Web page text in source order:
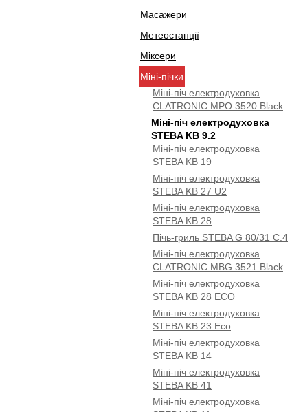
Масажери
Метеостанції
Міксери
Міні-пічки
Міні-піч електродуховка
CLATRONIC MPO 3520 Black
Міні-піч електродуховка
STEBA KB 9.2
Міні-піч електродуховка
STEBA KB 19
Міні-піч електродуховка
STEBA KB 27 U2
Міні-піч електродуховка
STEBA KB 28
Пічь-гриль STEBA G 80/31 C.4
Міні-піч електродуховка
CLATRONIC MBG 3521 Black
Міні-піч електродуховка
STEBA KB 28 ECO
Міні-піч електродуховка
STEBA KB 23 Eco
Міні-піч електродуховка
STEBA KB 14
Міні-піч електродуховка
STEBA KB 41
Міні-піч електродуховка